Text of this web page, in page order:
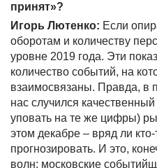
принят»?
Игорь Лютенко: Если
оборотам и количеству
уровне 2019 года. Эти
количество событий, на
взаимосвязаны. Правда, в
нас случился
уповать на те же цифры)
этом декабре – вряд ли
прогнозировать. И это,
волн: московские